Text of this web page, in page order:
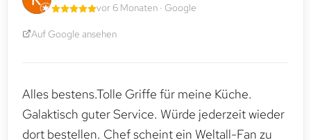
vor 6 Monaten · Google
Auf Google ansehen
Alles bestens.Tolle Griffe für meine Küche.
Galaktisch guter Service. Würde jederzeit wieder
dort bestellen. Chef scheint ein Weltall-Fan zu